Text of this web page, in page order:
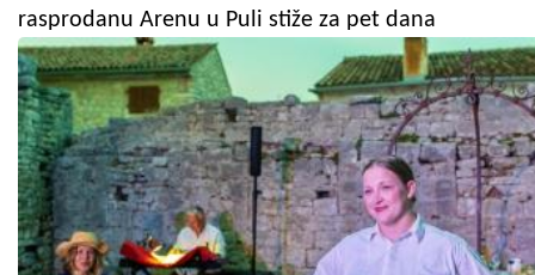
rasprodanu Arenu u Puli stiže za pet dana